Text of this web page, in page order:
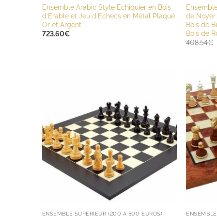
Ensemble Arabic Style Echiquier en Bois
d’Erable et Jeu d’Echecs en Métal Plaqué
Or et Argent
723.60€
de Noyer
Bois de
Bois de
408.54€
ENSEMBLE SUPÉRIEUR (200 À 500 EUROS)